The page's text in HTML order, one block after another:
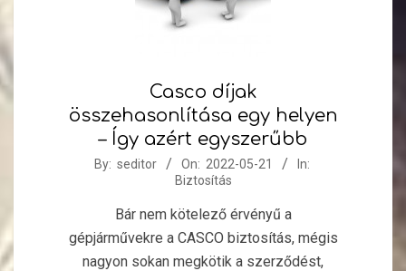
Casco díjak
összehasonlítása egy helyen
– Így azért egyszerűbb
2022-By: seditor On: 2022-05-21
In:
Biztosítás
Bár nem kötelező érvényű a
gépjárművekre a CASCO biztosítás, mégis
nagyon sokan megkötik a szerződést,